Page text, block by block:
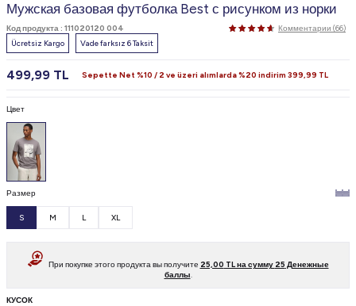
Мужская базовая футболка Best с рисунком из норки
Код продукта : 111020120 004
Комментарии (66)
Ücretsiz Kargo
Vade farksız 6 Taksit
499,99 TL Sepette Net %10 / 2 ve üzeri alımlarda %20 indirim 399,99 TL
Цвет
Размер
S M L XL
При покупке этого продукта вы получите 25,00 TL на сумму 25 Денежные
баллы
КУСОК